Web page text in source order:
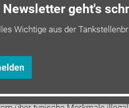
Newsletter geht's
Wichtige aus der
Erzeugnisse) sein
Bundesland: Ab sofort
, sondern auch in Bremen
mit illegalen Einweg-
Hinweise werden automatisch an
Vapes